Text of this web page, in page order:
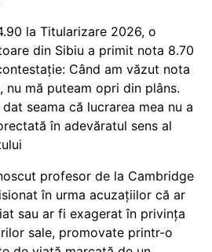
la Titularizare 2026, o
din Sibiu a primit nota 8.70
Când am văzut nota
nu mă puteam opri din plâns.
seama că lucrarea mea nu a
în adevăratul sens al
profesor de la Cambridge
în urma acuzațiilor că ar
sau ar fi exagerat în privința
sale, promovate printr-o